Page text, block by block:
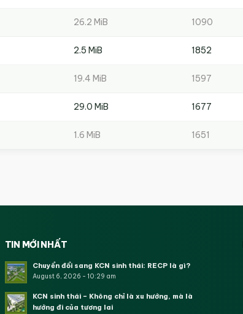
26.2 MiB 1090
2.5 MiB 1852
19.4 MiB 1597
29.0 MiB 1677
1.6 MiB 1651
TIN MỚI NHẤT
Chuyển đổi sang KCN sinh thái: RECP là gì?
August 6, 2026 - 10:29 am
KCN sinh thái – Không chỉ là xu hướng, mà là
hướng đi của tương lai